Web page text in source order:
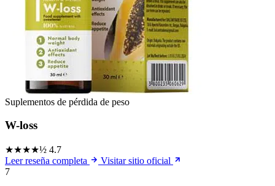
Suplementos de pérdida de peso
W-loss
★★★★½ 4.7
Leer reseña completa
Visitar sitio oficial
7